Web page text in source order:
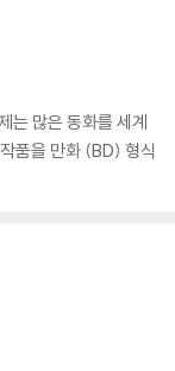
는 많은 동화를 세계
품을 만화 (BD) 형식